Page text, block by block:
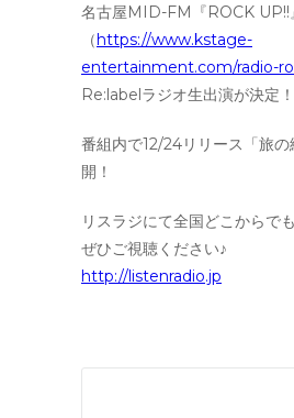
名古屋MID-FM『ROCK UP!!
（https://www.kstage-
entertainment.com/radio-
Re:labelラジオ生出演が決定！
番組内で12/24リリース「旅の
開！
リスラジにて全国どこからで
ぜひご視聴ください♪
http://listenradio.jp